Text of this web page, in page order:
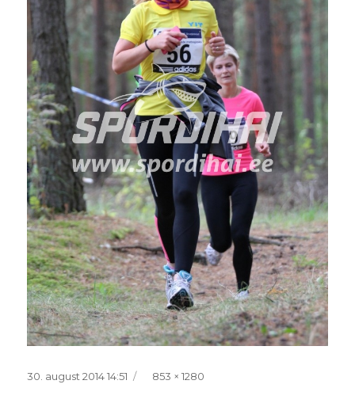
Postitatud
30. august 2014 14:51 Täissuurus
853 × 1280